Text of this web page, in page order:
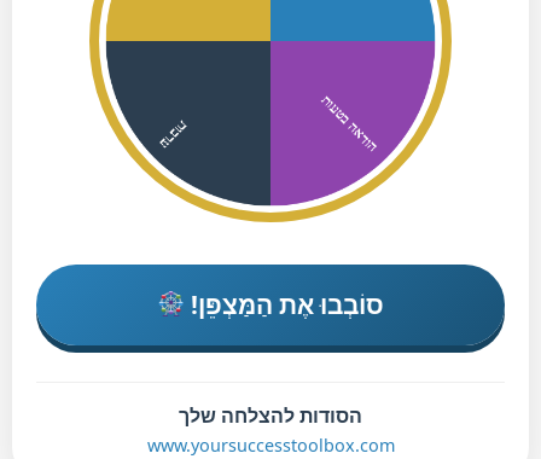
סוֹבְבוּ אֶת הַמַּצְפֵּן!
הסודות להצלחה שלך
www.yoursuccesstoolbox.com